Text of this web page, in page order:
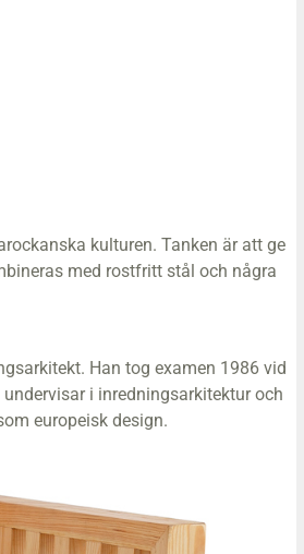
kulturen. Tanken är att ge
med rostfritt stål och några
Han tog examen 1986 vid
i inredningsarkitektur och
europeisk design.